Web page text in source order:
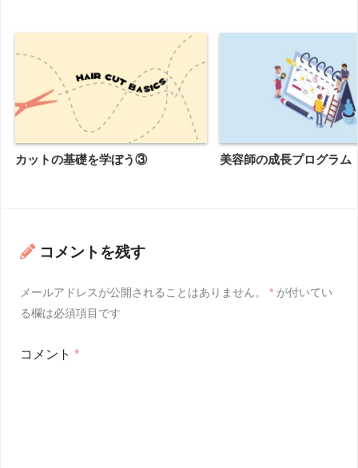
カットの基礎を学ぼう③ 美容師の成長プログラム
コメントを残す
メールアドレスが公開されることはありません。 * が付いてい
る欄は必須項目です
コメント *